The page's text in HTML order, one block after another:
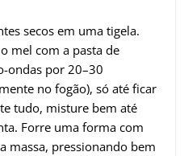
secos em uma tigela.
mel com a pasta de
ondas por 20–30
no fogão), só até ficar
tudo, misture bem até
Forre uma forma com
massa, pressionando bem